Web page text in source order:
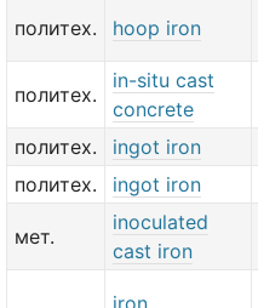
политех. hoop iron
политех.
in-situ cast
concrete
политех. ingot iron
политех.
ingot iron
мет.
inoculated
cast iron
iron